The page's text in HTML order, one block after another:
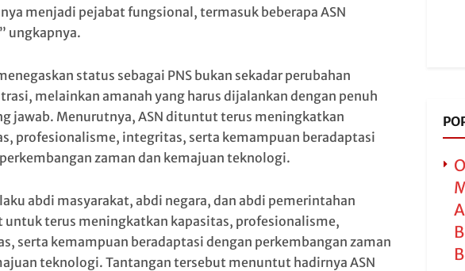
menjadi pejabat fungsional, termasuk beberapa ASN
ungkapnya.
status sebagai PNS bukan sekadar perubahan
melainkan amanah yang harus dijalankan dengan penuh
jawab. Menurutnya, ASN dituntut terus meningkatkan
profesionalisme, integritas, serta kemampuan beradaptasi
zaman dan kemajuan teknologi.
abdi masyarakat, abdi negara, dan abdi pemerintahan
terus meningkatkan kapasitas, profesionalisme,
serta kemampuan beradaptasi dengan perkembangan zaman
teknologi. Tantangan tersebut menuntut hadirnya ASN